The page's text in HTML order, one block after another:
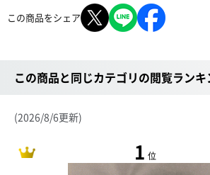
この商品をシェア
この商品と同じカテゴリの閲覧ランキ
(2026/8/6更新)
1 位